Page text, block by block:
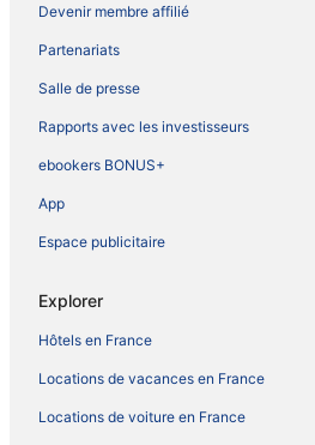
Devenir membre affilié
Partenariats
Salle de presse
Rapports avec les investisseurs
ebookers BONUS+
App
Espace publicitaire
Explorer
Hôtels en France
Locations de vacances en France
Locations de voiture en France